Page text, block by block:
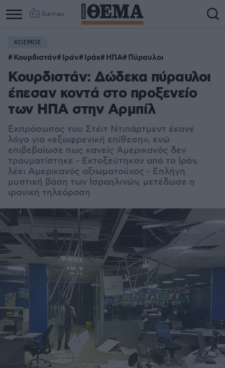
Games
ΚΟΣΜΟΣ
Κουρδιστάν Ιράν Ιράκ ΗΠΑ Πύραυλοι
Κουρδιστάν: Δώδεκα πύραυλοι
έπεσαν κοντά στο προξενείο
των ΗΠΑ στην Αρμπίλ
Εκπρόσωπος του Στέιτ Ντιπάρτμεντ έκανε
λόγο για «εξωφρενική επίθεση», ενώ
επιβεβαίωσε πως κανείς Αμερικανός δεν
τραυματίστηκε - Εκτοξεύτηκαν από το Ιράν,
λέει Αμερικανός αξιωματούχος - Επλήγη
μυστική βάση των Ισραηλινών, μετέδωσε η
ιρανική τηλεόραση